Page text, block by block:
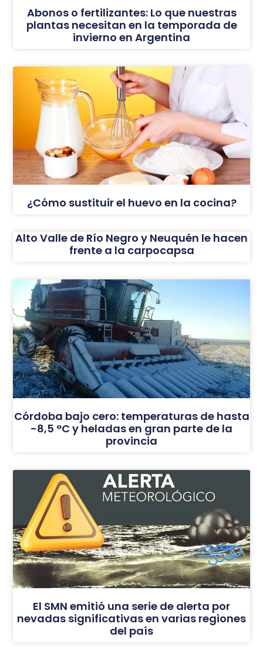
Abonos o fertilizantes: Lo que nuestras
plantas necesitan en la temporada de
invierno en Argentina
¿Cómo sustituir el huevo en la cocina?
Alto Valle de Río Negro y Neuquén le hacen
frente a la carpocapsa
Córdoba bajo cero: temperaturas de hasta
-8,5 °C y heladas en gran parte de la
provincia
El SMN emitió una serie de alerta por
nevadas significativas en varias regiones
del país